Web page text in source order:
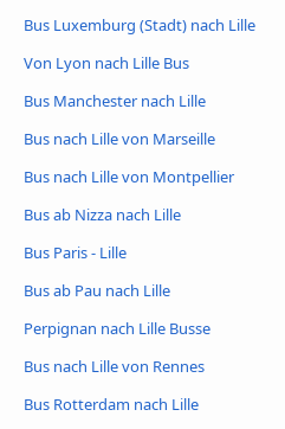
Bus Luxemburg (Stadt) nach Lille
Von Lyon nach Lille Bus
Bus Manchester nach Lille
Bus nach Lille von Marseille
Bus nach Lille von Montpellier
Bus ab Nizza nach Lille
Bus Paris - Lille
Bus ab Pau nach Lille
Perpignan nach Lille Busse
Bus nach Lille von Rennes
Bus Rotterdam nach Lille